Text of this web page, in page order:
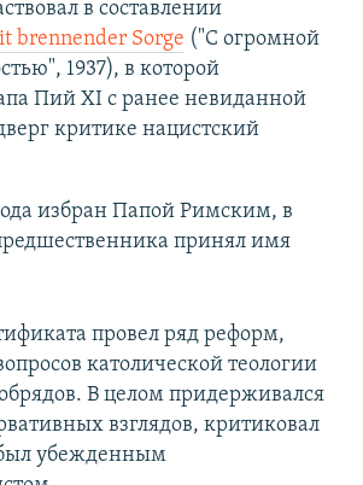
в составлении
brennender Sorge ("С огромной
1937), в которой
Пий XI с ранее невиданной
критике нацистский
избран Папой Римским, в
принял имя
провел ряд реформ,
католической теологии
В целом придерживался
взглядов, критиковал
убежденным